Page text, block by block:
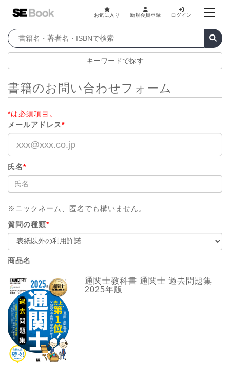
お気に入り 新規会員登録 ログイン
キーワードで探す
書籍のお問い合わせフォーム
*は必須項目。
メールアドレス*
氏名*
※ニックネーム、匿名でも構いません。
質問の種類*
商品名
通関士教科書 通関士 過去問題集
2025年版